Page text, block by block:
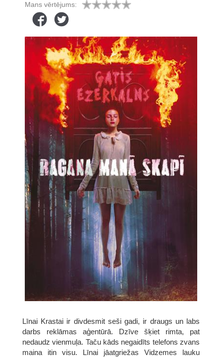
Mans vērtējums:
Līnai Krastai ir divdesmit seši gadi, ir draugs un labs
darbs reklāmas aģentūrā. Dzīve šķiet rimta, pat
nedaudz vienmuļa. Taču kāds negaidīts telefons zvans
maina itin visu. Līnai jāatgriežas Vidzemes lauku